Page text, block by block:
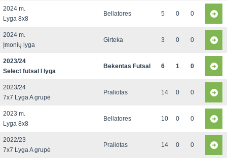
2024 m.
Lyga 8x8
Bellatores 5 0 0
2024 m.
Įmonių lyga
Girteka 3 0 0
2023/24
Select futsal I lyga
Bekentas Futsal 6 1 0
2023/24
7x7 Lyga A grupė
Praliotas 14 0 0
2023 m.
Lyga 8x8
Bellatores 10 0 0
2022/23
7x7 Lyga A grupė
Praliotas 14 0 0